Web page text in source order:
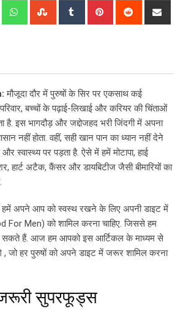
LinkedIn WhatsappStumbleUpon
Tumblr Pinterest Reddit
मौजूदा दौर में पुरुषों के सिर पर एकसाथ कई
परिवार, बच्चों के पढ़ाई-लिखाई और करियर की चिंताओं
है. इस भागदौड़ और जद्दोजहद भरी जिंदगी में अपना
नहीं होता. वहीं, सही खान पान का ध्यान नहीं देने
स्वास्थ्य पर पड़ता है. ऐसे में हमें मोटापा, हाई
हार्ट अटैक, कैंसर और डायबिटीज जैसी बीमारियों का
हमें अपने आप को स्वस्थ रखने के लिए अपनी डाइट में
Men) को शामिल करना चाहिए. जिससे हम
हैं. आज हम आपको इस आर्टिकल के माध्यम से
जो हर पुरुषों को अपने डाइट में जरूर शामिल करना
सुपरफूड्स